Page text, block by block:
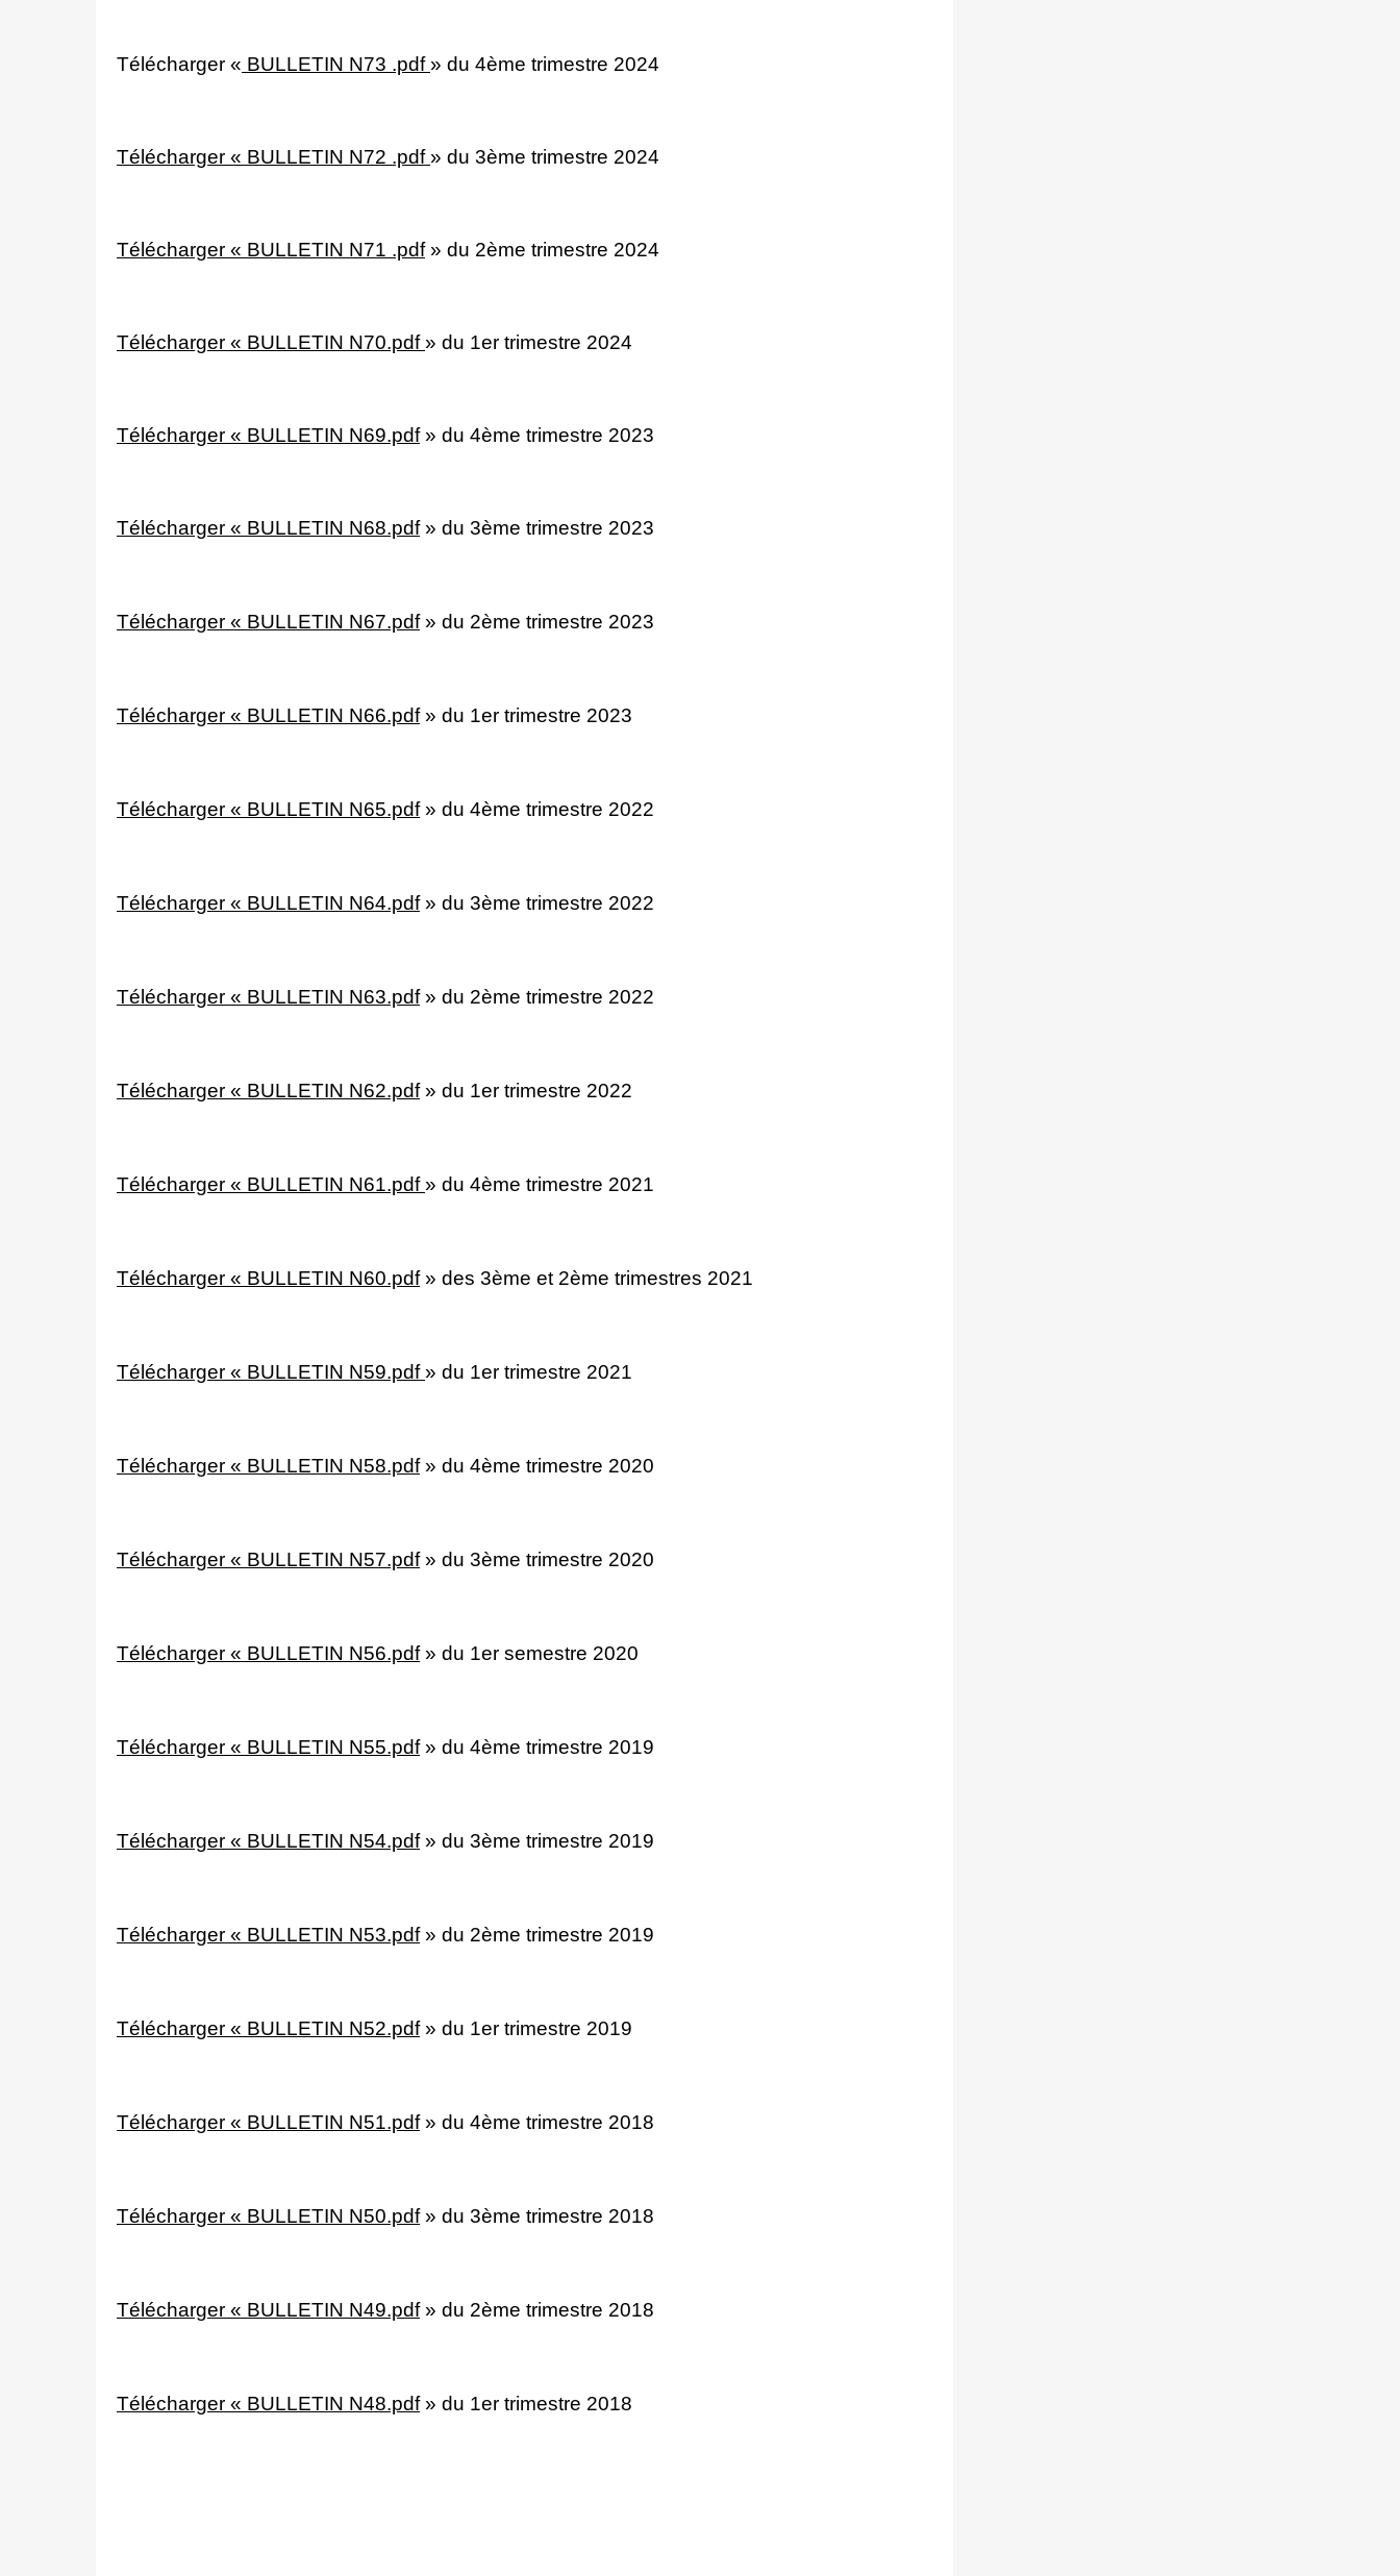
Télécharger « BULLETIN N73 .pdf» du 4ème trimestre 2024
Télécharger « BULLETIN N72 .pdf» du 3ème trimestre 2024
Télécharger « BULLETIN N71 .pdf» du 2ème trimestre 2024
Télécharger « BULLETIN N70.pdf» du 1er trimestre 2024
Télécharger « BULLETIN N69.pdf» du 4ème trimestre 2023
Télécharger « BULLETIN N68.pdf» du 3ème trimestre 2023
Télécharger « BULLETIN N67.pdf» du 2ème trimestre 2023
Télécharger « BULLETIN N66.pdf» du 1er trimestre 2023
Télécharger « BULLETIN N65.pdf» du 4ème trimestre 2022
Télécharger « BULLETIN N64.pdf» du 3ème trimestre 2022
Télécharger « BULLETIN N63.pdf» du 2ème trimestre 2022
Télécharger « BULLETIN N62.pdf» du 1er trimestre 2022
Télécharger « BULLETIN N61.pdf» du 4ème trimestre 2021
Télécharger « BULLETIN N60.pdf» des 3ème et 2ème trimestres 2021
Télécharger « BULLETIN N59.pdf» du 1er trimestre 2021
Télécharger « BULLETIN N58.pdf» du 4ème trimestre 2020
Télécharger « BULLETIN N57.pdf» du 3ème trimestre 2020
Télécharger « BULLETIN N56.pdf» du 1er semestre 2020
Télécharger « BULLETIN N55.pdf» du 4ème trimestre 2019
Télécharger « BULLETIN N54.pdf» du 3ème trimestre 2019
Télécharger « BULLETIN N53.pdf» du 2ème trimestre 2019
Télécharger « BULLETIN N52.pdf» du 1er trimestre 2019
Télécharger « BULLETIN N51.pdf» du 4ème trimestre 2018
Télécharger « BULLETIN N50.pdf» du 3ème trimestre 2018
Télécharger « BULLETIN N49.pdf» du 2ème trimestre 2018
Télécharger « BULLETIN N48.pdf» du 1er trimestre 2018